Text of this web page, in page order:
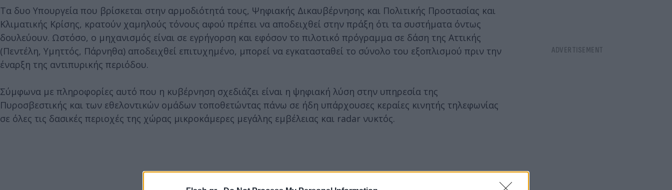
Τα δυο Υπουργεία που βρίσκεται στην αρμοδιότητά τους, Ψηφιακής Δικαυβέρνησης και Πολιτικής Προστασίας και
Κλιματικής Κρίσης, κρατούν χαμηλούς τόνους αφού πρέπει να αποδειχθεί στην πράξη ότι τα συστήματα όντως
δουλεύουν. Ωστόσο, ο μηχανισμός είναι σε εγρήγορση και εφόσον το πιλοτικό πρόγραμμα σε δάση της Αττικής
(Πεντέλη, Υμηττός, Πάρνηθα) αποδειχθεί επιτυχημένο, μπορεί να εγκατασταθεί το σύνολο του εξοπλισμού πριν την
έναρξη της αντιπυρικής περιόδου.
Σύμφωνα με πληροφορίες αυτό που η κυβέρνηση σχεδιάζει είναι η ψηφιακή λύση στην υπηρεσία της
Πυροσβεστικής και των εθελοντικών ομάδων τοποθετώντας πάνω σε ήδη υπάρχουσες κεραίες κινητής τηλεφωνίας
σε όλες τις δασικές περιοχές της χώρας μικροκάμερες μεγάλης εμβέλειας και radar νυκτός.